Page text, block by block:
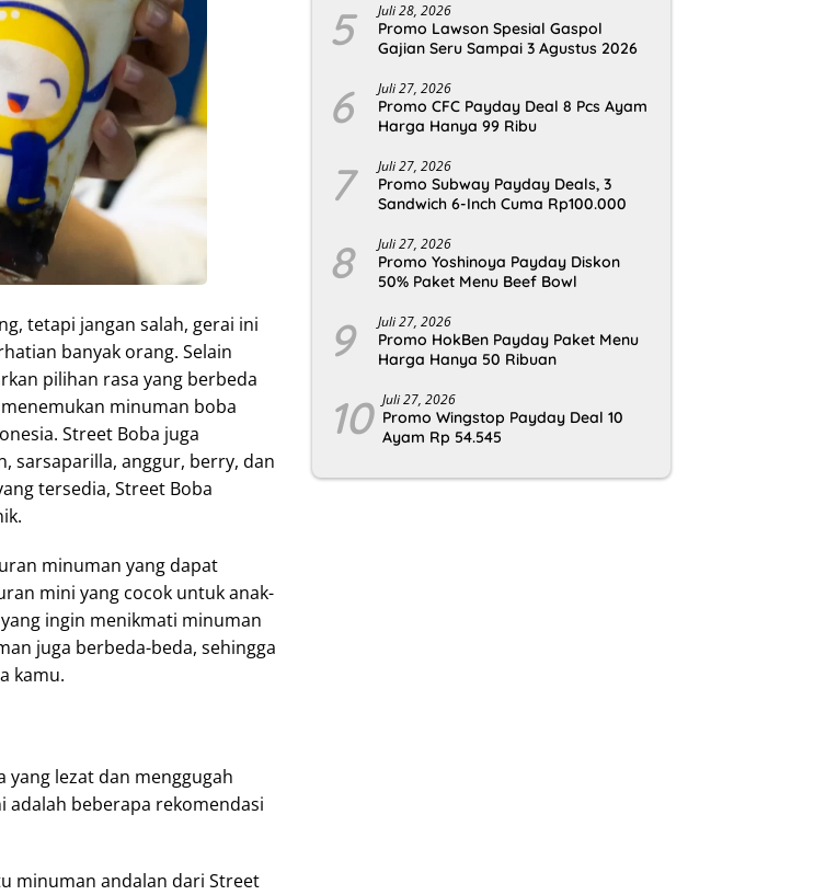
tetapi jangan salah, gerai ini
banyak orang. Selain
pilihan rasa yang berbeda
minuman boba
Street Boba juga
sarsaparilla, anggur, berry, dan
tersedia, Street Boba
minuman yang dapat
mini yang cocok untuk anak-
ingin menikmati minuman
juga berbeda-beda, sehingga
kamu.
lezat dan menggugah
beberapa rekomendasi
minuman andalan dari Street
5 Juli 28, 2026
Promo Lawson Spesial Gaspol
Gajian Seru Sampai 3 Agustus 2026
6 Juli 27, 2026
Promo CFC Payday Deal 8 Pcs Ayam
Harga Hanya 99 Ribu
7 Juli 27, 2026
Promo Subway Payday Deals, 3
Sandwich 6-Inch Cuma Rp100.000
8 Juli 27, 2026
Promo Yoshinoya Payday Diskon
50% Paket Menu Beef Bowl
9 Juli 27, 2026
Promo HokBen Payday Paket Menu
Harga Hanya 50 Ribuan
10 Juli 27, 2026
Promo Wingstop Payday Deal 10
Ayam Rp 54.545